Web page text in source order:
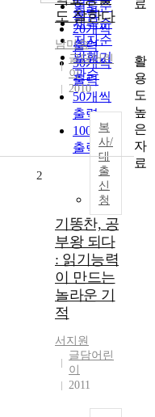
연도순
제목순
저자순
발행기
관순
출력
20개씩
출력
30개씩
출력
50개씩
출력
100개씩
출력
도 잘한다
남미숙
글담어린
이
2010
복
사/
대
출
신
청
2
기똥찬, 공
부왕 되다
: 읽기능력
이 만드는
놀라운 기
적
서지원
글담어린
이
2011
료
활
용
도
높
은
자
료